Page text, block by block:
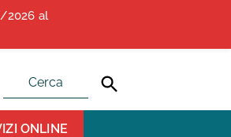
CONVENZIONI
ONLINE
2026 al